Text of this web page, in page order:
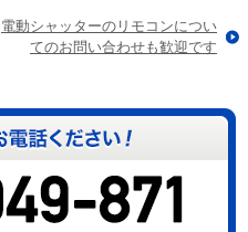
電動シャッターのリモコンについ
てのお問い合わせも歓迎です